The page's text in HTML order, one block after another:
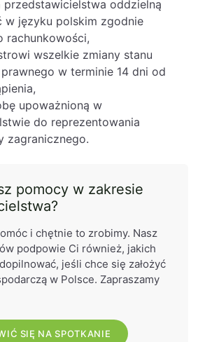
oddzielną
w języku polskim zgodnie
rachunkowości,
wszelkie zmiany stanu
w terminie 14 dni od
upoważnioną w
do reprezentowania
zagranicznego.
pomocy w zakresie
i chętnie to zrobimy. Nasz
podpowie Ci również, jakich
jeśli chce się założyć
w Polsce. Zapraszamy
SIĘ NA SPOTKANIE